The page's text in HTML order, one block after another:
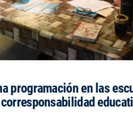
programación en las